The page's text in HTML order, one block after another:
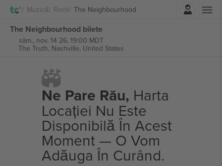
Muzică Rock The NeighbourhoodAutentificare
The Neighbourhood bilete
sâm., nov. 14 26, 19:00 MDT
The Truth, Nashville, United States
Ne Pare Rău, Harta
Locației Nu Este
Disponibilă În Acest
Moment — O Vom
Adăuga În Curând.